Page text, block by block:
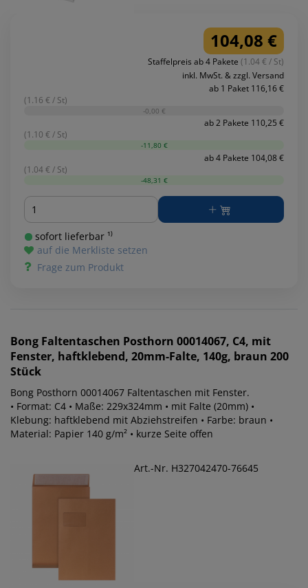
104,08 €
Staffelpreis ab 4 Pakete (1.04 € / St)
inkl. MwSt. & zzgl. Versand
ab 1 Paket 116,16 €
(1.16 € / St)
-0,00 €
ab 2 Pakete 110,25 €
(1.10 € / St)
-11,80 €
ab 4 Pakete 104,08 €
(1.04 € / St)
-48,31 €
Menge
sofort lieferbar ¹⁾
auf die Merkliste setzen
Frage zum Produkt
Bong Faltentaschen Posthorn 00014067, C4, mit
Fenster, haftklebend, 20mm-Falte, 140g, braun 200
Stück
Bong Posthorn 00014067 Faltentaschen mit Fenster.
• Format: C4 • Maße: 229x324mm • mit Falte (20mm) •
Klebung: haftklebend mit Abziehstreifen • Farbe: braun •
Material: Papier 140 g/m² • kurze Seite offen
Art.-Nr. H327042470-76645